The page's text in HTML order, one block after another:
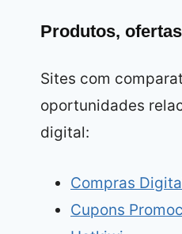
Produtos,
Sites com
oportunidades
digital:
Compras
Cupons